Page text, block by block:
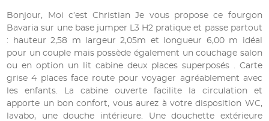
Bonjour, Moi c’est Christian Je vous propose ce fourgon
Bavaria sur une base jumper L3 H2 pratique et passe partout
: hauteur 2,58 m largeur 2,05m et longueur 6,00 m idéal
pour un couple mais possède également un couchage salon
ou en option un lit cabine deux places superposés . Carte
grise 4 places face route pour voyager agréablement avec
les enfants. La cabine ouverte facilite la circulation et
apporte un bon confort, vous aurez à votre disposition WC,
lavabo, une douche intérieure. Une douchette extérieure